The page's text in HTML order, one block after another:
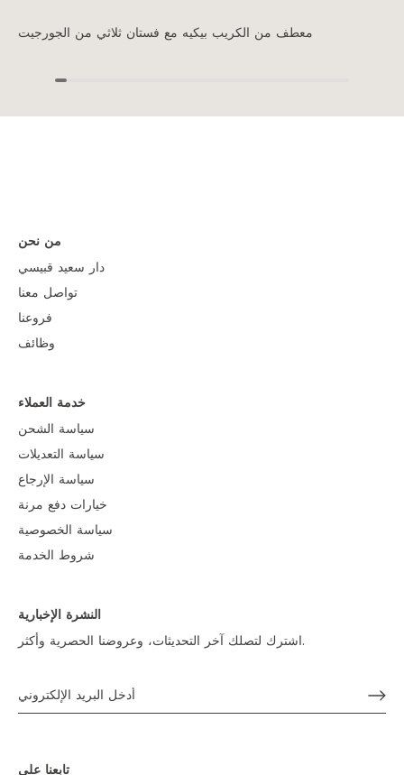
معطف من الكريب بيكيه مع فستان ثلاثي من الجورجيت
من نحن
دار سعيد قبيسي
تواصل معنا
فروعنا
وظائف
خدمة العملاء
سياسة الشحن
سياسة التعديلات
سياسة الإرجاع
خيارات دفع مرنة
سياسة الخصوصية
شروط الخدمة
النشرة الإخبارية
اشترك لتصلك آخر التحديثات، وعروضنا الحصرية وأكثر.
تابعنا على